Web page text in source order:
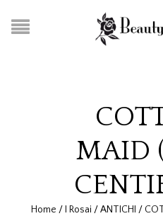
MAID
Home / I Rosai /ANTICHI /